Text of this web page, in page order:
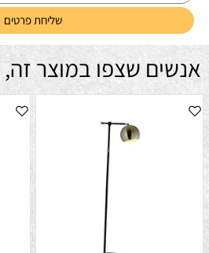
אנשים שצפו במוצר זה,